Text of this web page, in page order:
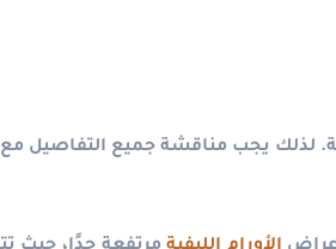
لذلك يجب مناقشة جميع التفاصيل مع